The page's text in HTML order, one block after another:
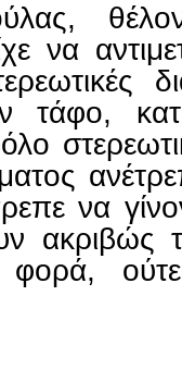
να
τάφο,
να
ακριβώς
φορά,